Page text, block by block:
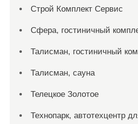
Строй Комплект Сервис
Сфера, гостиничный
Талисман, гостиничный
Талисман, сауна
Телецкое Золотое
Технопарк, автотехцентр